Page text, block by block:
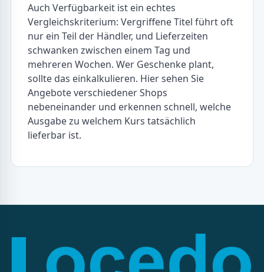
Auch Verfügbarkeit ist ein echtes
Vergleichskriterium: Vergriffene Titel führt oft
nur ein Teil der Händler, und Lieferzeiten
schwanken zwischen einem Tag und
mehreren Wochen. Wer Geschenke plant,
sollte das einkalkulieren. Hier sehen Sie
Angebote verschiedener Shops
nebeneinander und erkennen schnell, welche
Ausgabe zu welchem Kurs tatsächlich
lieferbar ist.